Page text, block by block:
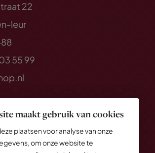
maakt gebruik van cookies
plaatsen voor analyse van onze
om onze website te
22
leur
55 99